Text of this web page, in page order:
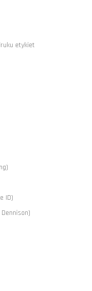
etykiet
ID)